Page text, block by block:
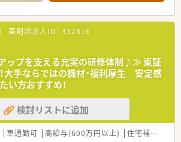
名体制になります。
伴う増員募集となります。
万円まで相談可能です。
となります。
す＞
に1店舗の調剤薬局を運営しています。
して現場に入っております。
ススメ！＞
薬剤師求人ID： 332816
アップを支える充実の研修体制♪≫ 東証
大手ならではの機材・福利厚生 安定感
い方おすすめ！
検討リストに追加
車通勤可 高給与(600万円以上) 住宅補助(手当)あり